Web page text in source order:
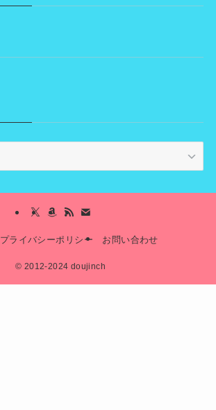
プライバシーポリシー お問い合わせ
© 2012-2024 doujinch